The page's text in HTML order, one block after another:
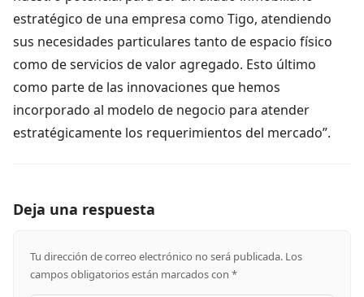
estratégico de una empresa como Tigo, atendiendo
sus necesidades particulares tanto de espacio físico
como de servicios de valor agregado. Esto último
como parte de las innovaciones que hemos
incorporado al modelo de negocio para atender
estratégicamente los requerimientos del mercado”.
Deja una respuesta
Tu dirección de correo electrónico no será publicada. Los
campos obligatorios están marcados con *